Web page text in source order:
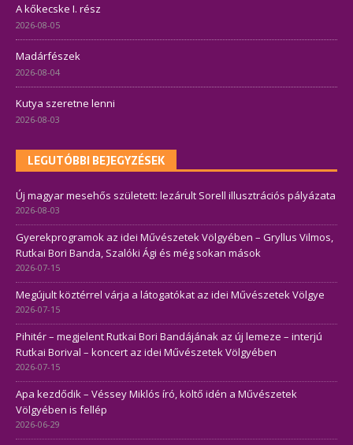
A kőkecske I. rész
2026-08-05
Madárfészek
2026-08-04
Kutya szeretne lenni
2026-08-03
LEGUTÓBBI BEJEGYZÉSEK
Új magyar mesehős született: lezárult Sorell illusztrációs pályázata
2026-08-03
Gyerekprogramok az idei Művészetek Völgyében – Gryllus Vilmos,
Rutkai Bori Banda, Szalóki Ági és még sokan mások
2026-07-15
Megújult köztérrel várja a látogatókat az idei Művészetek Völgye
2026-07-15
Pihitér – megjelent Rutkai Bori Bandájának az új lemeze – interjú
Rutkai Borival – koncert az idei Művészetek Völgyében
2026-07-15
Apa kezdődik – Véssey Miklós író, költő idén a Művészetek
Völgyében is fellép
2026-06-29